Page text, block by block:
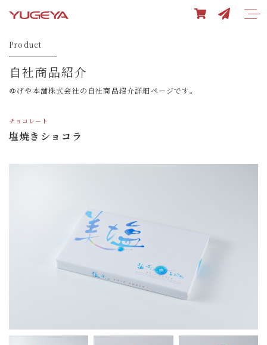
Product
自社商品紹介
ゆげや本舗株式会社の自社商品紹介詳細ページです。
チョコレート
塩焼きショコラ